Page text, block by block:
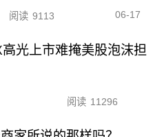
阅读 9113 06-17
光上市难掩美股泡沫担
阅读 11296